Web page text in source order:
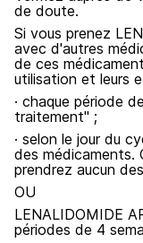
de doute.
Si vous prenez
avec d'autres
de ces
utilisation et leurs
· chaque période
traitement" ;
· selon le jour du
des médicaments.
prendrez aucun
OU
LENALIDOMIDE
périodes de 4